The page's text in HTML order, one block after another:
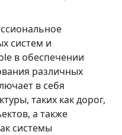
систем и
в обеспечении
различных
в себя
таких как дорог,
а также
системы